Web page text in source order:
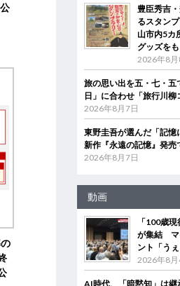
豊臣秀吉
るスタン
山市内5カ
グッズを
2026年8月
旅の思い出を五・七・
日」に合わせ「旅行川
2026年8月7日
東野圭吾が選んだ「記
新作『永遠の記憶』発
2026年8月7日
動画
「100歳
が集結 マ
ント「う
2026年8月
AI時代、「暗黙知」は